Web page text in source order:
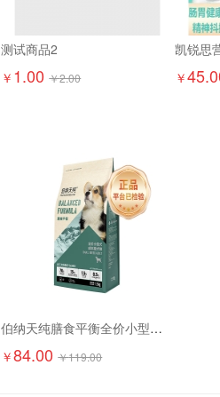
测试商品2
￥ 1.00 ￥2.00 ￥
伯纳天纯膳食平衡全价小型犬成犬粮（含三文鱼配方）1.5kg
￥84.00 ￥119.00